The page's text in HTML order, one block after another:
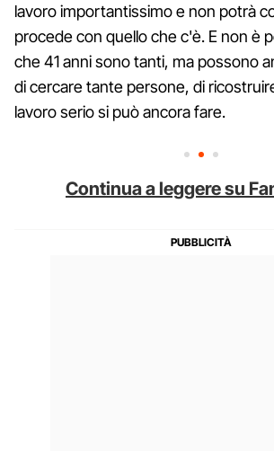
lavoro importantissimo e non potrà
procede con quello che c'è. E non è
che 41 anni sono tanti, ma possono
di cercare tante persone, di
lavoro serio si può ancora fare.
Continua a leggere su